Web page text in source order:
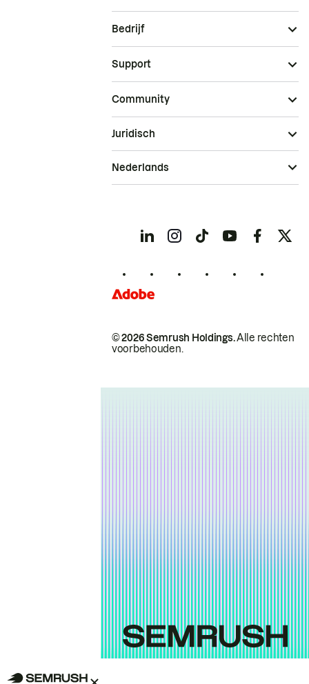
Bedrijf
Support
Community
© 2026 Semrush Holdings.Alle rechten
voorbehouden.
Juridisch
Nederlands